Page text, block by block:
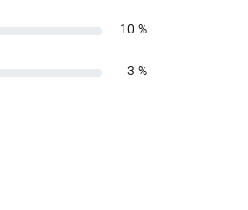
10 %
3 %